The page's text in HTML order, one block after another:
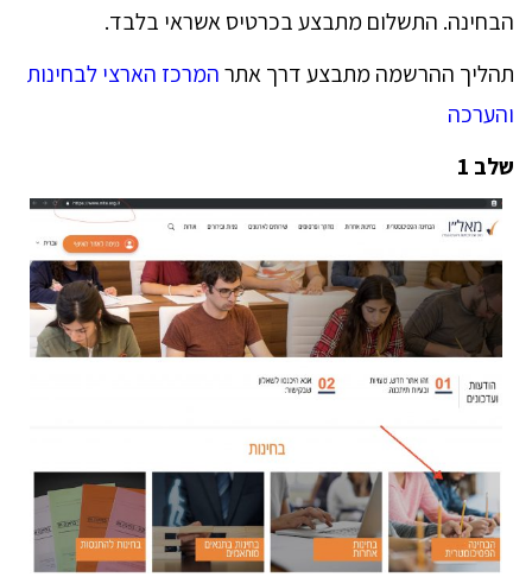
הבחינה. התשלום מתבצע בכרטיס אשראי בלבד.
תהליך ההרשמה מתבצע דרך אתרהמרכז הארצי לבחינות
והערכה
שלב 1